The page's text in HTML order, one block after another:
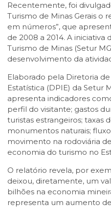
Recentemente, foi
Turismo de Minas Gerais o
em números”, que
de 2008 a 2014. A iniciativa
Turismo de Minas (Setur
desenvolvimento da
Elaborado pela Diretoria
Estatística (DPIE) da Setur
apresenta indicadores
perfil do visitante; gastos
turistas estrangeiros; taxas
monumentos naturais;
movimento na rodoviária
economia do turismo no
O relatório revela, por
deixou, diretamente, um
bilhões na economia
representa um aumento